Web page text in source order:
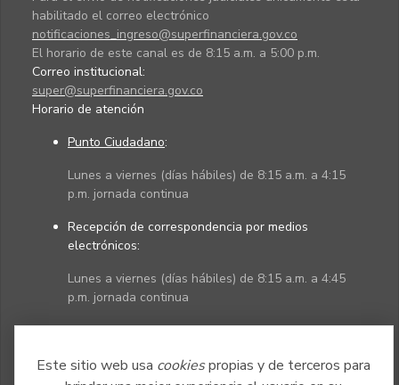
Este sitio web usa cookiespropias y de terceros para
habilitado el correo electrónico
notificaciones_ingreso@superfinanciera.gov.co
El horario de este canal es de 8:15 a.m. a 5:00 p.m.
Correo institucional:
super@superfinanciera.gov.co
Horario de atención
Punto Ciudadano:
Lunes a viernes (días hábiles) de 8:15 a.m. a 4:15
p.m. jornada continua
Recepción de correspondencia por medios
electrónicos:
Lunes a viernes (días hábiles) de 8:15 a.m. a 4:45
p.m. jornada continua